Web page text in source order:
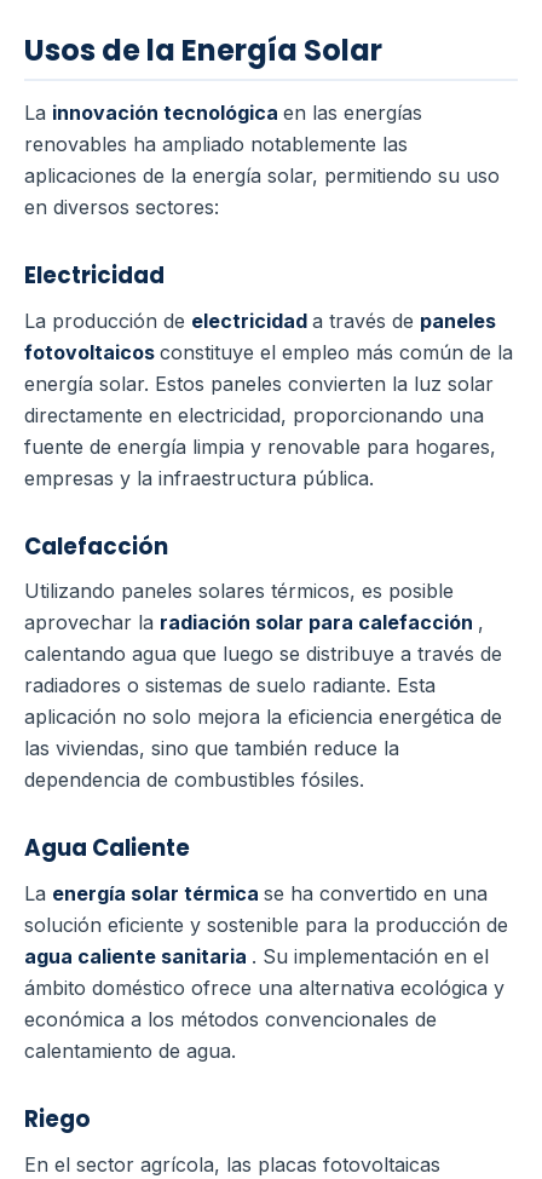
Usos de la Energía Solar
La innovación tecnológica en las energías
renovables ha ampliado notablemente las
aplicaciones de la energía solar, permitiendo su uso
en diversos sectores:
Electricidad
La producción de electricidad a través de paneles
fotovoltaicos constituye el empleo más común de la
energía solar. Estos paneles convierten la luz solar
directamente en electricidad, proporcionando una
fuente de energía limpia y renovable para hogares,
empresas y la infraestructura pública.
Calefacción
Utilizando paneles solares térmicos, es posible
aprovechar la radiación solar para calefacción ,
calentando agua que luego se distribuye a través de
radiadores o sistemas de suelo radiante. Esta
aplicación no solo mejora la eficiencia energética de
las viviendas, sino que también reduce la
dependencia de combustibles fósiles.
Agua Caliente
La energía solar térmica se ha convertido en una
solución eficiente y sostenible para la producción de
agua caliente sanitaria . Su implementación en el
ámbito doméstico ofrece una alternativa ecológica y
económica a los métodos convencionales de
calentamiento de agua.
Riego
En el sector agrícola, las placas fotovoltaicas